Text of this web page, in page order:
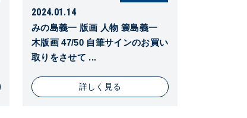
2024.01.14
みの島義一 版画 人物 簑島義一
木版画 47/50 自筆サインのお買い
取りをさせて ...
詳しく見る